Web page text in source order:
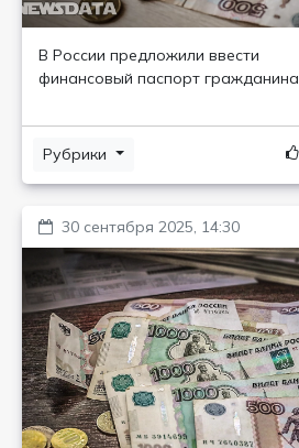
В России предложили ввести
финансовый паспорт гражданина
Рубрики
30 сентября 2025, 14:30